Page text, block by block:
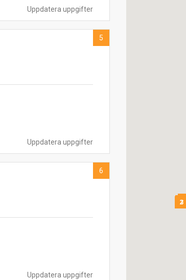
Uppdatera uppgifter
Uppdatera uppgifter
5
Uppdatera uppgifter
6
2
3
59